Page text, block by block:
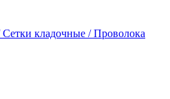
кладочные / Проволока